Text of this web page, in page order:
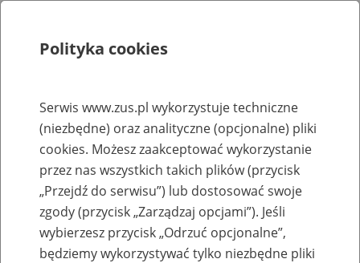
Rejestry, ewidencje i archiwa
Baza zlikwidowanych lub
przekształconych zakładów pracy
Nazwa zakładu pracy:
Polityka cookies
Serwis www.zus.pl wykorzystuje techniczne
(niezbędne) oraz analityczne (opcjonalne) pliki
cookies. Możesz zaakceptować wykorzystanie
przez nas wszystkich takich plików (przycisk
„Przejdź do serwisu”) lub dostosować swoje
zgody (przycisk „Zarządzaj opcjami”). Jeśli
wybierzesz przycisk „Odrzuć opcjonalne”,
będziemy wykorzystywać tylko niezbędne pliki